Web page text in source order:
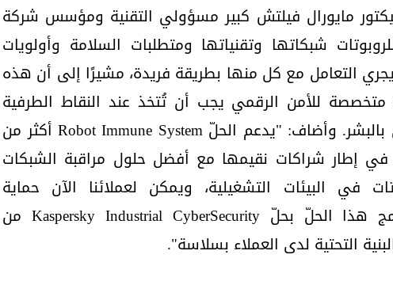
مايورال فيلتش كبير مسؤولي التقنية ومؤسس شركة
شبكاتها وتقنياتها ومتطلبات السلامة وأولويات
التعامل مع كل منها بطريقة فريدة، مشيرًا إلى أن هذه
متخصصة للأمن الرقمي يجب أن تُتخذ عند النقاط الطرفية
لضمان عدم إلحاق الأذى بالبشر. وأضاف: "يدعم الحلّ Robot Immune System أكثر من
في إطار شراكات نقيمها مع أفضل حلول مراقبة الشبكات
في البيئات التشغيلية، ويمكن لعملائنا الآن حماية
روبوتاتهم من خلال دمج هذا الحلّ بحلّ Kaspersky Industrial CyberSecurity من
التحتية لدى العملاء بسلاسة".